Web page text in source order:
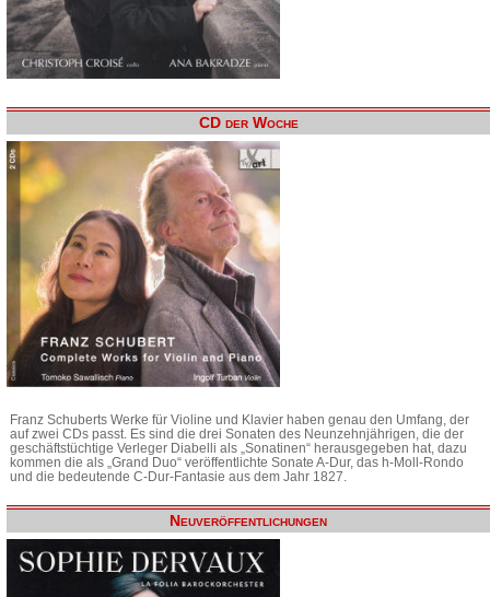
CD der Woche
Franz Schuberts Werke für Violine und Klavier haben genau den Umfang, der
auf zwei CDs passt. Es sind die drei Sonaten des Neunzehnjährigen, die der
geschäftstüchtige Verleger Diabelli als „Sonatinen“ herausgegeben hat, dazu
kommen die als „Grand Duo“ veröffentlichte Sonate A-Dur, das h-Moll-Rondo
und die bedeutende C-Dur-Fantasie aus dem Jahr 1827.
Neuveröffentlichungen